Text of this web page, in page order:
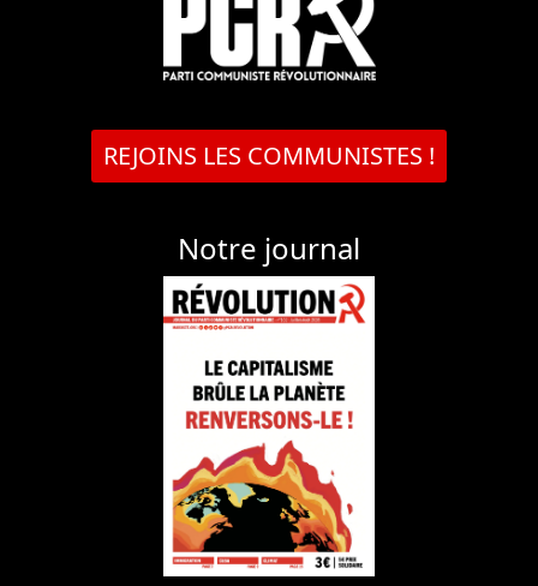
REJOINS LES COMMUNISTES !
Notre journal